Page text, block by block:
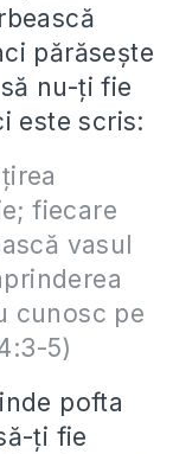
părăsește
nu-ți fie
este scris:
fiecare
vasul
cunosc pe
5)
pofta
ți fie